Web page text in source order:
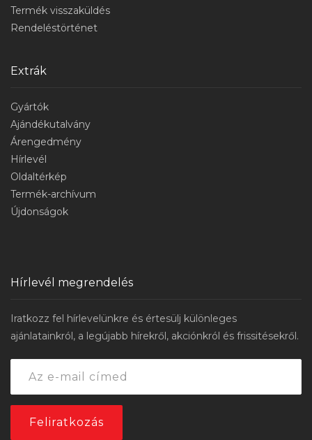
Termék visszaküldés
Rendeléstörténet
Extrák
Gyártók
Ajándékutalvány
Árengedmény
Hírlevél
Oldaltérkép
Termék-archívum
Újdonságok
Hírlevél megrendelés
Iratkozz fel hírlevelünkre és értesülj különleges
ajánlatainkról, a legújabb hírekről, akciónkról és frissitésekről.